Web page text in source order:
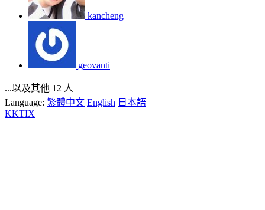
kancheng
geovanti
...以及其他 12 人
Language: 繁體中文 English 日本語
KKTIX